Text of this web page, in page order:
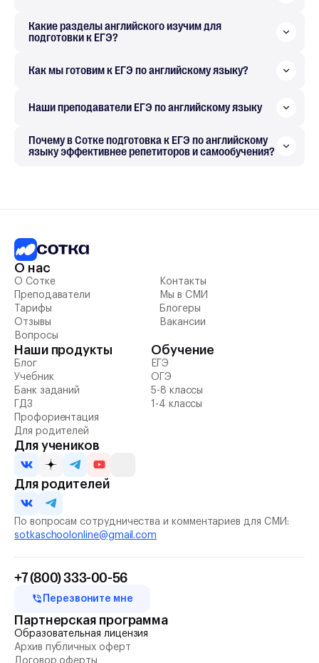
Какие разделы английского изучим для
подготовки к ЕГЭ?
Как мы готовим к ЕГЭ по английскому языку?
Наши преподаватели ЕГЭ по английскому языку
Почему в Сотке подготовка к ЕГЭ по английскому
языку эффективнее репетиторов и самообучения?
О нас
О Сотке
Преподаватели
Тарифы
Отзывы
Вопросы
Контакты
Мы в СМИ
Блогеры
Вакансии
Наши продукты
Блог
Учебник
Банк заданий
ГДЗ
Профориентация
Для родителей
Обучение
ЕГЭ
ОГЭ
5-8 классы
1-4 классы
Для учеников
Для родителей
По вопросам сотрудничества и комментариев для СМИ:
sotkaschoolonline@gmail.com
+7 (800) 333-00-56
Перезвоните мне
Партнерская программа
Образовательная лицензия
Архив публичных оферт
Договор оферты